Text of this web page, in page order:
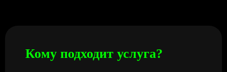
Кому подходит услуга?